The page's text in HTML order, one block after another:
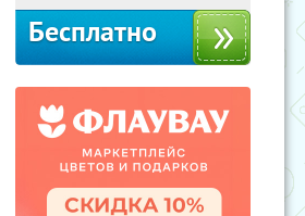
Бесплатно